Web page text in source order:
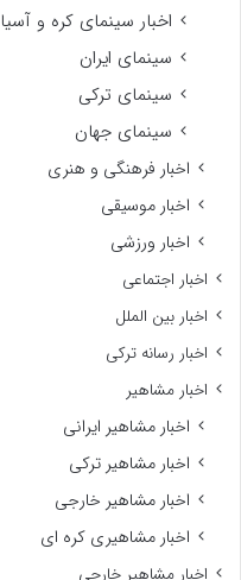
اخبار سینمای کره و آسیا
سینمای ایران
سینمای ترکی
سینمای جهان
اخبار فرهنگی و هنری
اخبار موسیقی
اخبار ورزشی
اخبار اجتماعی
اخبار بین الملل
اخبار رسانه ترکی
اخبار مشاهیر
اخبار مشاهیر ایرانی
اخبار مشاهیر ترکی
اخبار مشاهیر خارجی
اخبار مشاهیری کره ای
اخبار مشاهیر خارجی